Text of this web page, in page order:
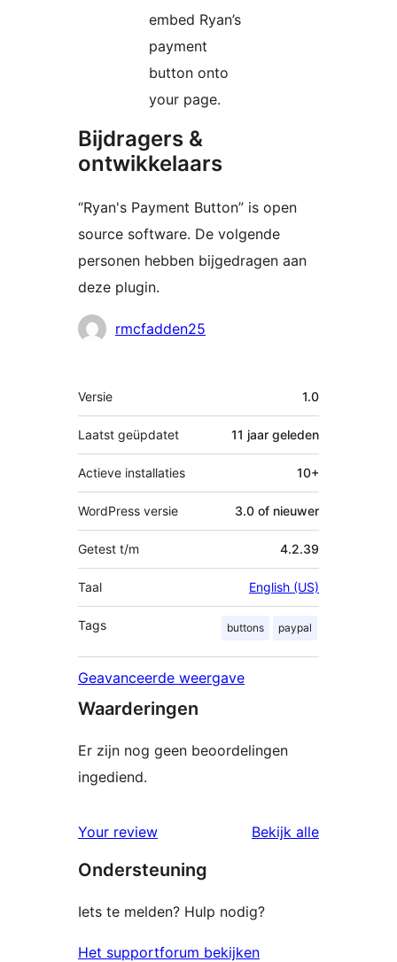
embed Ryan’s
payment
button onto
your page.
Bijdragers &
ontwikkelaars
“Ryan's Payment Button” is open
source software. De volgende
personen hebben bijgedragen aan
deze plugin.
Bijdragersrmcfadden25
Meta
Versie 1.0
Laatst geüpdatet 11 jaar geleden
Actieve installaties 10+
WordPress versie 3.0 of nieuwer
Getest t/m 4.2.39
Taal English (US)
Tags buttons paypal
Geavanceerde weergave
Waarderingen
Er zijn nog geen beoordelingen
ingediend.
Your review Bekijk alle
Ondersteuning
Iets te melden? Hulp nodig?
Het supportforum bekijken